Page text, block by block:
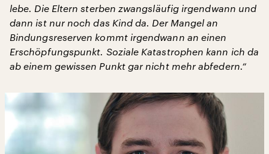
lebe. Die Eltern sterben zwangsläufig irgendwann und
dann ist nur noch das Kind da. Der Mangel an
Bindungsreserven kommt irgendwann an einen
Erschöpfungspunkt. Soziale Katastrophen kann ich da
ab einem gewissen Punkt gar nicht mehr abfedern.“